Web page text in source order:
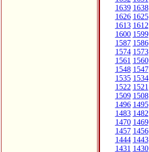
1639 1638
1626 1625
1613 1612
1600 1599
1587 1586
1574 1573
1561 1560
1548 1547
1535 1534
1522 1521
1509 1508
1496 1495
1483 1482
1470 1469
1457 1456
1444 1443
1431 1430